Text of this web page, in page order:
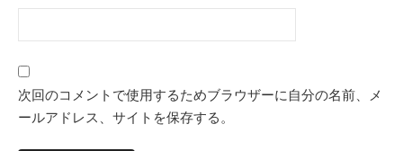
次回のコメントで使用するためブラウザーに自分の名前、メ
ールアドレス、サイトを保存する。